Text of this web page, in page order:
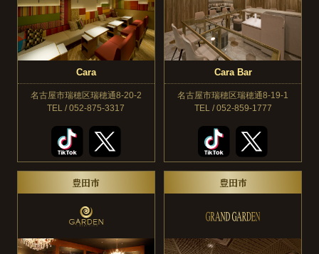
Cara
名古屋市瑞穂区瑞穂通8-20-2
TEL / 052-875-3317
Cara Bar
名古屋市瑞穂区瑞穂通8-19-1
TEL / 052-859-1777
豊田市 豊田市